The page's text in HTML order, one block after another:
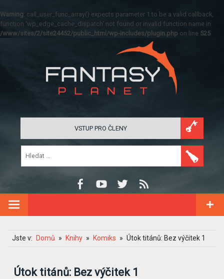
Warning: call_user_func_array() expects parameter 1 to be a valid callback,
function 'wp_edge_cache_dispatch' not found or invalid function name in
/www/sites/2/site24452/public_html/wp-includes/plugin.php on line 525
VSTUP PRO ČLENY
Jste v: Domů Knihy Komiks Útok titánů: Bez výčitek 1
Útok titánů: Bez výčitek 1